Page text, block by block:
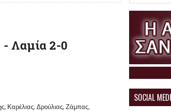
Λαμία 2-0
Καρέλιας, Δρούλιας, Ζάμπας,
SOCIAL